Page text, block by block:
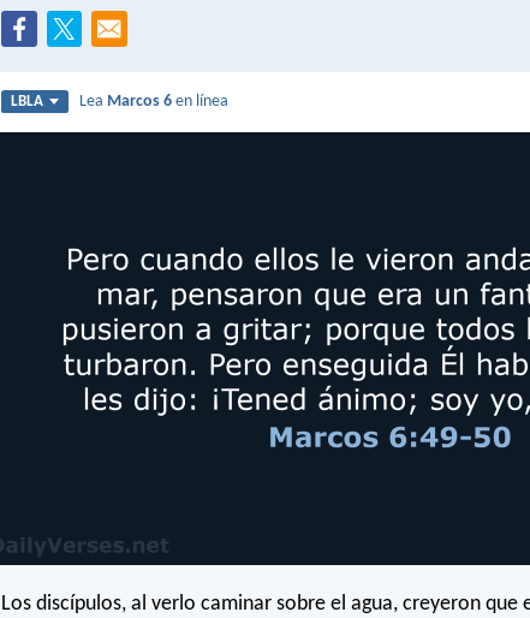
LBLA Lea Marcos 6 en línea
Los discípulos, al verlo caminar sobre el agua, creyeron que